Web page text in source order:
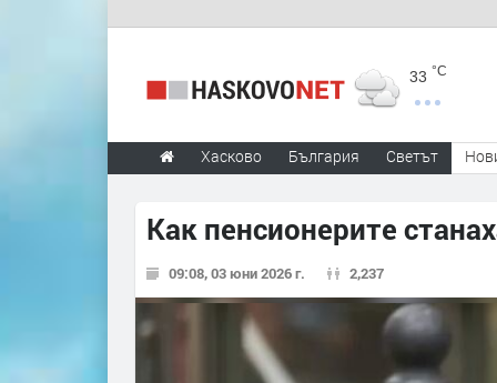
33 °C
Хасково България Светът
Как пенсионерите
09:08, 03 юни 2026 г. 2,237